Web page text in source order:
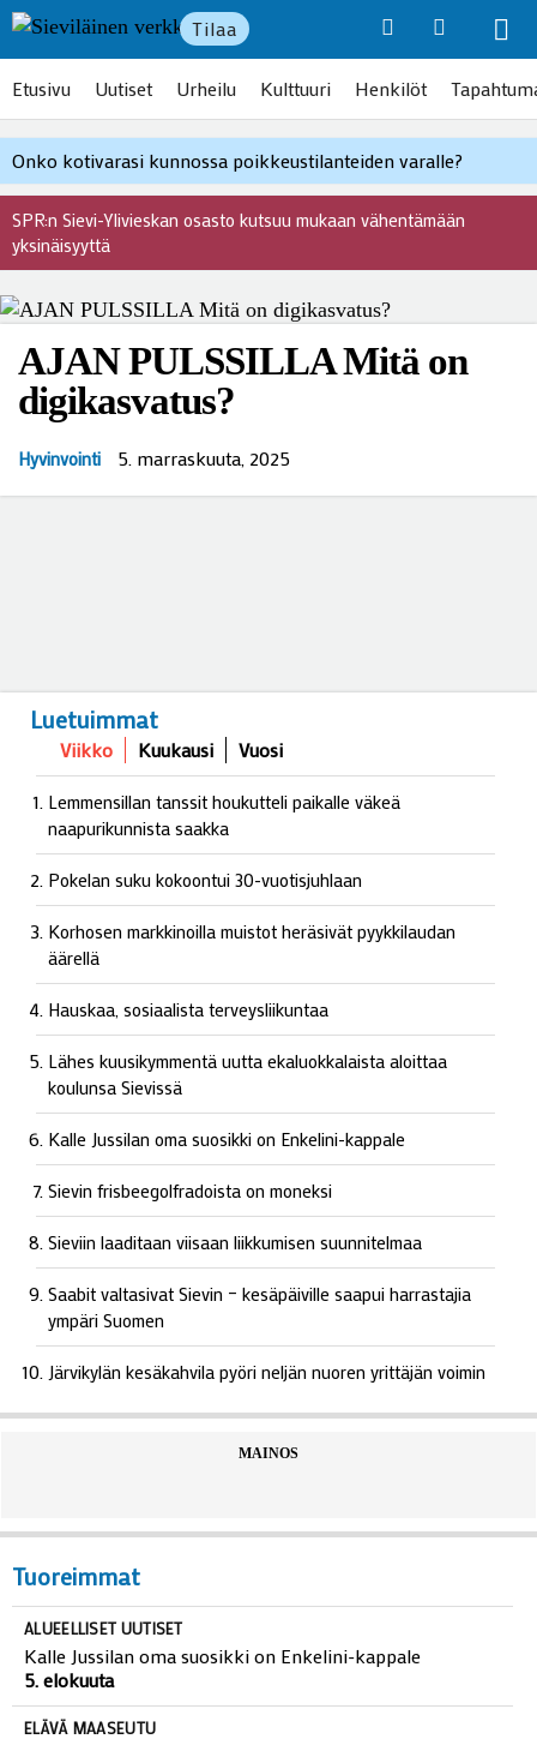
Tilaa
Etusivu Uutiset Urheilu Kulttuuri Henkilöt
Onko kotivarasi kunnossa poikkeustilanteiden varalle?
SPR:n Sievi-Ylivieskan osasto kutsuu mukaan vähentämään
yksinäisyyttä
AJAN PULSSILLA Mitä on
digikasvatus?
Hyvinvointi 5. marraskuuta, 2025
Luetuimmat
Viikko Kuukausi Vuosi
Lemmensillan tanssit houkutteli paikalle väkeä
naapurikunnista saakka
Pokelan suku kokoontui 30-vuotisjuhlaan
Korhosen markkinoilla muistot heräsivät pyykkilaudan
äärellä
Hauskaa, sosiaalista terveysliikuntaa
Lähes kuusikymmentä uutta ekaluokkalaista aloittaa
koulunsa Sievissä
Kalle Jussilan oma suosikki on Enkelini-kappale
Sievin frisbeegolfradoista on moneksi
Sieviin laaditaan viisaan liikkumisen suunnitelmaa
Saabit valtasivat Sievin – kesäpäiville saapui harrastajia
ympäri Suomen
Järvikylän kesäkahvila pyöri neljän nuoren yrittäjän voimin
MAINOS
Tuoreimmat
ALUEELLISET UUTISET
Kalle Jussilan oma suosikki on Enkelini-kappale
5. elokuuta
ELÄVÄ MAASEUTU